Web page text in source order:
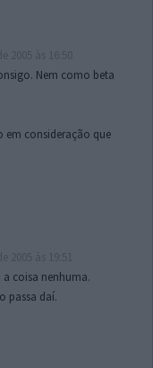
Nem como beta
em consideração que
a coisa nenhuma.
passa daí.